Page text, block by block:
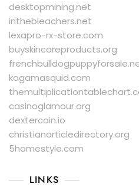
desktopmining.net
inthebleachers.net
lexapro-rx-store.com
buyskincareproducts.org
kogamasquid.com
casinoglamour.org
dextercoin.io
christianarticledirectory.org
5homestyle.com
LINKS